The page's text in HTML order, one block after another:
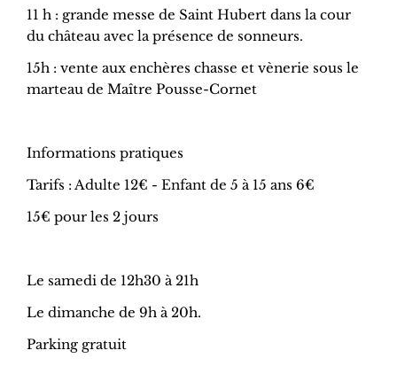
11 h : grande messe de Saint Hubert dans la cour
du château avec la présence de sonneurs.
15h : vente aux enchères chasse et vènerie sous le
marteau de Maître Pousse-Cornet
Informations pratiques
Tarifs : Adulte 12€ - Enfant de 5 à 15 ans 6€
15€ pour les 2 jours
Le samedi de 12h30 à 21h
Le dimanche de 9h à 20h.
Parking gratuit